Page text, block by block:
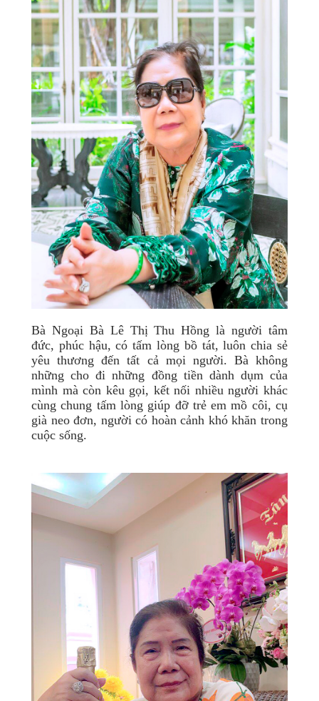
Bà Ngoại Bà Lê Thị Thu Hồng là người tâm
đức, phúc hậu, có tấm lòng bồ tát, luôn chia sẻ
yêu thương đến tất cả mọi người. Bà không
những cho đi những đồng tiền dành dụm của
mình mà còn kêu gọi, kết nối nhiều người khác
cùng chung tấm lòng giúp đỡ trẻ em mồ côi, cụ
già neo đơn, người có hoàn cảnh khó khăn trong
cuộc sống.